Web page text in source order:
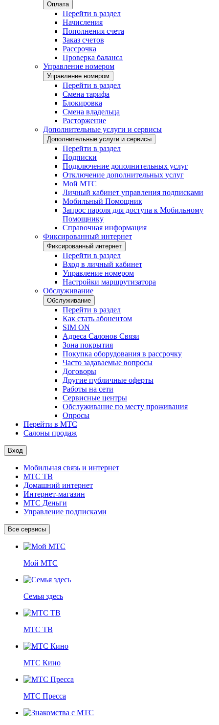
Оплата
Перейти в раздел
Начисления
Пополнения счета
Заказ счетов
Рассрочка
Проверка баланса
Управление номером
Управление номером
Перейти в раздел
Смена тарифа
Блокировка
Смена владельца
Расторжение
Дополнительные услуги и сервисы
Дополнительные услуги и сервисы
Перейти в раздел
Подписки
Подключение дополнительных услуг
Отключение дополнительных услуг
Мой МТС
Личный кабинет управления подписками
Мобильный Помощник
Запрос пароля для доступа к Мобильному
Помощнику
Справочная информация
Фиксированный интернет
Фиксированный интернет
Перейти в раздел
Вход в личный кабинет
Управление номером
Настройки маршрутизатора
Обслуживание
Обслуживание
Перейти в раздел
Как стать абонентом
SIM ON
Адреса Салонов Связи
Зона покрытия
Покупка оборудования в рассрочку
Часто задаваемые вопросы
Договоры
Другие публичные оферты
Работы на сети
Сервисные центры
Обслуживание по месту проживания
Опросы
Перейти в МТС
Салоны продаж
Вход
Мобильная связь и интернет
МТС ТВ
Домашний интернет
Интернет-магазин
МТС Деньги
Управление подписками
Все сервисы
Мой МТС
Семья здесь
МТС ТВ
МТС Кино
МТС Пресса